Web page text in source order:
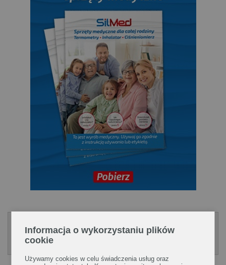
nr 31
Informacja o wykorzystaniu plików
cookie
Używamy cookies w celu świadczenia usług oraz